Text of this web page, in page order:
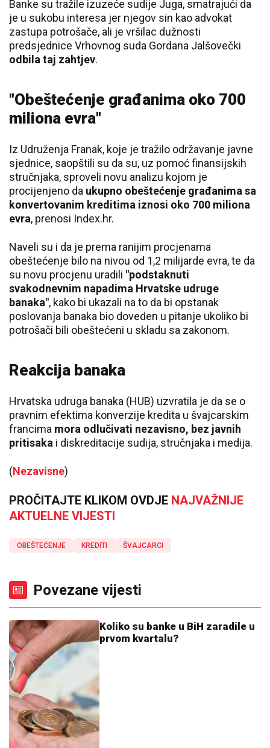
Banke su tražile izuzeće sudije Juga, smatrajući da
je u sukobu interesa jer njegov sin kao advokat
zastupa potrošače, ali je vršilac dužnosti
predsjednice Vrhovnog suda Gordana Jalšovečki
odbila taj zahtjev.
"Obeštećenje građanima oko 700
miliona evra"
Iz Udruženja Franak, koje je tražilo održavanje javne
sjednice, saopštili su da su, uz pomoć finansijskih
stručnjaka, sproveli novu analizu kojom je
procijenjeno da ukupno obeštećenje građanima sa
konvertovanim kreditima iznosi oko 700 miliona
evra, prenosi Index.hr.
Naveli su i da je prema ranijim procjenama
obeštećenje bilo na nivou od 1,2 milijarde evra, te da
su novu procjenu uradili "podstaknuti
svakodnevnim napadima Hrvatske udruge
banaka", kako bi ukazali na to da bi opstanak
poslovanja banaka bio doveden u pitanje ukoliko bi
potrošači bili obeštećeni u skladu sa zakonom.
Reakcija banaka
Hrvatska udruga banaka (HUB) uzvratila je da se o
pravnim efektima konverzije kredita u švajcarskim
francima mora odlučivati nezavisno, bez javnih
pritisaka i diskreditacije sudija, stručnjaka i medija.
(Nezavisne)
PROČITAJTE KLIKOM OVDJE NAJVAŽNIJE
AKTUELNE VIJESTI
OBEŠTEĆENJE KREDITI ŠVAJCARCI
Povezane vijesti
Koliko su banke u BiH zaradile u
prvom kvartalu?